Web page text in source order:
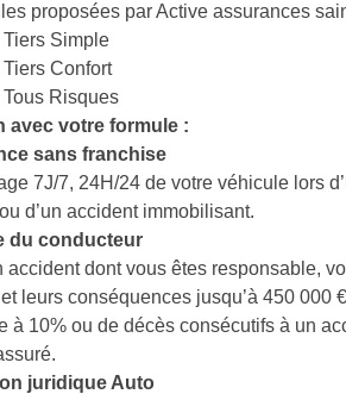
proposées par Active assurances
Simple
Confort
Risques
avec votre formule :
sans franchise
7J/7, 24H/24 de votre véhicule lors
d’un accident immobilisant.
du conducteur
accident dont vous êtes responsable,
leurs conséquences jusqu’à 450 000
à 10% ou de décès consécutifs à un
juridique Auto